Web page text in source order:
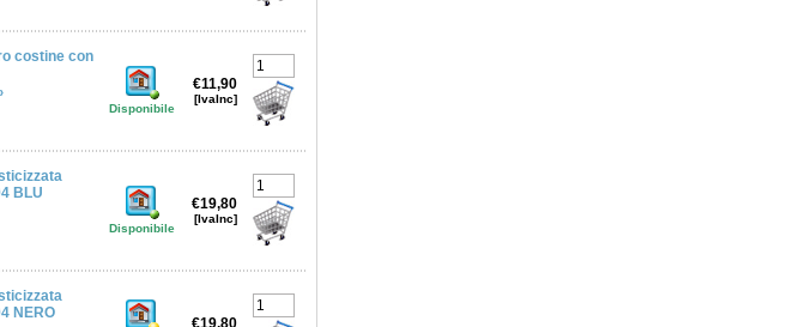
costine con
Disponibile
€11,90
[IvaInc]
BLU
Disponibile
€19,80
[IvaInc]
NERO
€19,80